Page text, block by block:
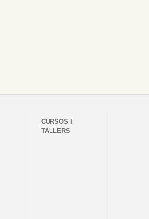
CURSOS I
TALLERS